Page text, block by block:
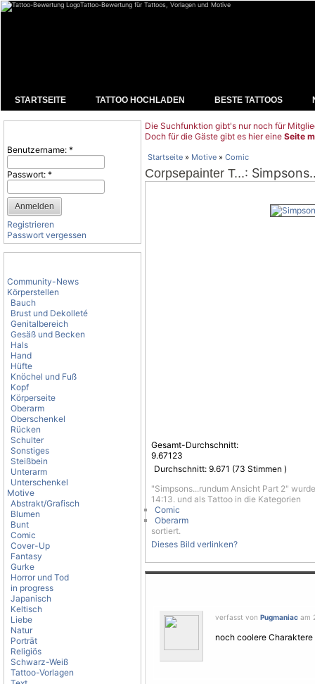
Tattoo-Bewertung für Tattoos, Vorlagen und Motive
STARTSEITE TATTOO HOCHLADEN BESTE TATTOOS
Benutzername: *
Passwort: *
Registrieren
Passwort vergessen
Community-News
Körperstellen
Bauch
Brust und Dekolleté
Genitalbereich
Gesäß und Becken
Hals
Hand
Hüfte
Knöchel und Fuß
Kopf
Körperseite
Oberarm
Oberschenkel
Rücken
Schulter
Sonstiges
Steißbein
Unterarm
Unterschenkel
Motive
Abstrakt/Grafisch
Blumen
Bunt
Comic
Cover-Up
Fantasy
Gurke
Horror und Tod
in progress
Japanisch
Keltisch
Liebe
Natur
Porträt
Religiös
Schwarz-Weiß
Tattoo-Vorlagen
Die Suchfunktion gibt's nur noch für
Doch für die Gäste gibt es hier eine Seite
Startseite » Motive » Comic
Corpsepainter T...:
Gesamt-Durchschnitt:
9.67123
Durchschnitt: 9.671 (73 Stimmen )
"Simpsons...rundum Ansicht Part 2"
14:13. und als Tattoo in die Kategorien
Comic
Oberarm
sortiert.
Dieses Bild verlinken?
verfasst von Pugmaniac am
noch coolere